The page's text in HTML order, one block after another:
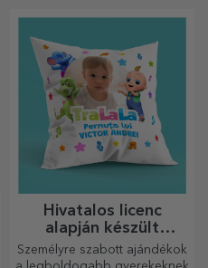
így a legvonzóbb
szőnyegeket kapja!
Hivatalos licenc
alapján készült
személyre szabott
ajándékok - TraLaLa
Személyre szabott ajándékok